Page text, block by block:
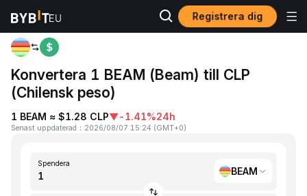
Registrera dig
Hem BEAM to CLP
Konvertera 1 BEAM (Beam) till CLP
(Chilensk peso)
1 BEAM ≈ $1.28 CLP▼-1.41%24h
Senast uppdaterad ： 2026/08/07 15:24 (GMT+0)
Spendera
BEAM